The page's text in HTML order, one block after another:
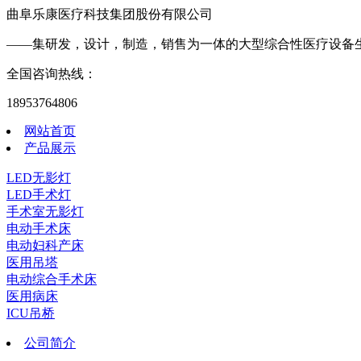
曲阜乐康医疗科技集团股份有限公司
——集研发，设计，制造，销售为一体的大型综合性医疗设
全国咨询热线：
18953764806
网站首页
产品展示
LED无影灯
LED手术灯
手术室无影灯
电动手术床
电动妇科产床
医用吊塔
电动综合手术床
医用病床
ICU吊桥
公司简介